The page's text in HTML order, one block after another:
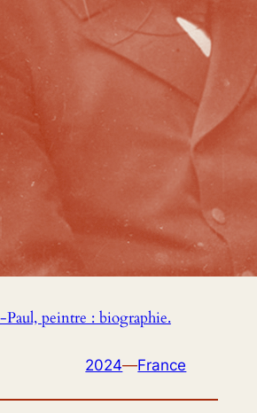
peintre : biographie.
2024—France